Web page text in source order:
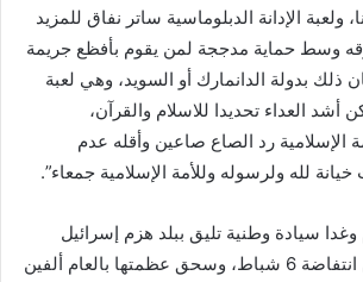
ي
و
ن
ولعبة الإدانة الدبلوماسية ساتر نفاق للمزيد
وسط حماية مدججة لمن يقوم بأفظع جريمة
ذلك بدولة الدانمارك أو السويد، وهي لعبة
أشد العداء تحديدا للاسلام والقرآن،
الإسلامية رد الصاع صاعين وأقله عدم
لله ولرسوله وللأمة الإسلامية جمعاء”.
وغدا سيادة وطنية تليق ببلد هزم إسرائيل
وكسر الصهيونية زمن انتفاضة 6 شباط، وسحق عظمتها بالعام ألفين